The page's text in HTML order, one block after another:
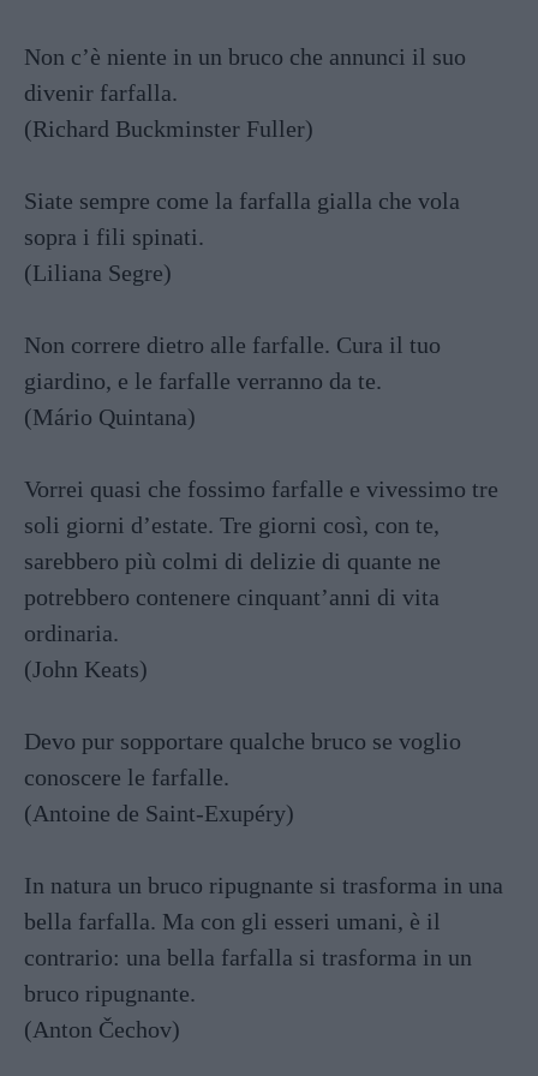
Non c’è niente in un bruco che annunci il suo
divenir farfalla.
(Richard Buckminster Fuller)
Siate sempre come la farfalla gialla che vola
sopra i fili spinati.
(Liliana Segre)
Non correre dietro alle farfalle. Cura il tuo
giardino, e le farfalle verranno da te.
(Mário Quintana)
Vorrei quasi che fossimo farfalle e vivessimo tre
soli giorni d’estate. Tre giorni così, con te,
sarebbero più colmi di delizie di quante ne
potrebbero contenere cinquant’anni di vita
ordinaria.
(John Keats)
Devo pur sopportare qualche bruco se voglio
conoscere le farfalle.
(Antoine de Saint-Exupéry)
In natura un bruco ripugnante si trasforma in una
bella farfalla. Ma con gli esseri umani, è il
contrario: una bella farfalla si trasforma in un
bruco ripugnante.
(Anton Čechov)